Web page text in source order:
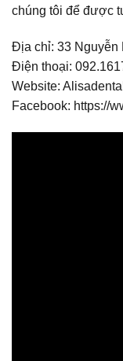
chúng tôi để được
Địa chỉ: 33 Nguyễn
Điện thoại:
Website:
Facebook: https://